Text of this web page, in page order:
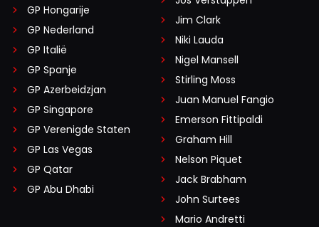
GP Hongarije
GP Nederland
GP Italië
GP Spanje
GP Azerbeidzjan
GP Singapore
GP Verenigde Staten
GP Las Vegas
GP Qatar
GP Abu Dhabi
Jim Clark
Niki Lauda
Nigel Mansell
Stirling Moss
Juan Manuel Fangio
Emerson Fittipaldi
Graham Hill
Nelson Piquet
Jack Brabham
John Surtees
Mario Andretti